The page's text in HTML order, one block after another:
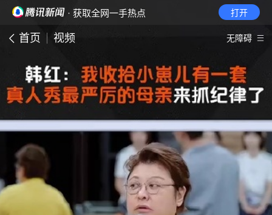
· 获取全网一手热点 打开
首页 视频 无障碍